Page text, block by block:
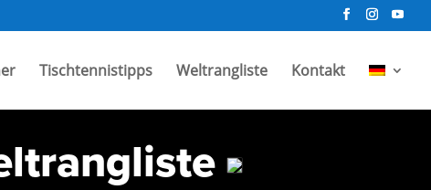
Tischtennistipps Weltrangliste Kontakt